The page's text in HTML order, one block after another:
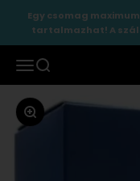
Ugrás a tartalomhoz
Egy csomag
tartalmazhat! A
MenüKeresés
Zoomolás